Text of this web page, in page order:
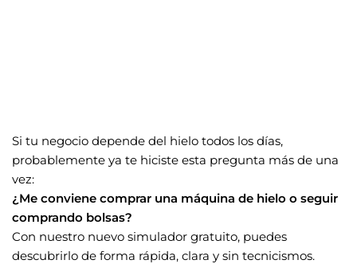
Si tu negocio depende del hielo todos los días,
probablemente ya te hiciste esta pregunta más de una
vez:
¿Me conviene comprar una máquina de hielo o seguir
comprando bolsas?
Con nuestro nuevo simulador gratuito, puedes
descubrirlo de forma rápida, clara y sin tecnicismos.